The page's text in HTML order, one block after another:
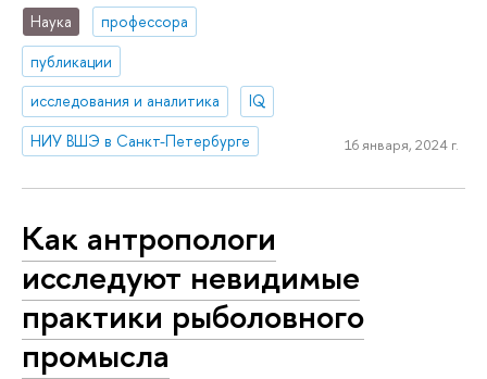
Наука
профессора
публикации
исследования и аналитика
IQ
НИУ ВШЭ в Санкт-Петербурге
16 января, 2024 г.
Как антропологи
исследуют невидимые
практики рыболовного
промысла